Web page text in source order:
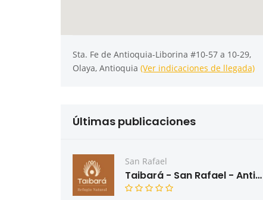
Sta. Fe de Antioquia-Liborina #10-57 a 10-29,
Olaya, Antioquia (Ver indicaciones de llegada)
Últimas publicaciones
San Rafael
Taibará - San Rafael - Antioquia